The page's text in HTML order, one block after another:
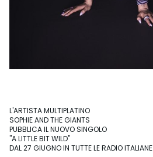
L'ARTISTA MULTIPLATINO
SOPHIE AND THE GIANTS
PUBBLICA IL NUOVO SINGOLO
"A LITTLE BIT WILD"
DAL 27 GIUGNO IN TUTTE LE RADIO ITALIANE